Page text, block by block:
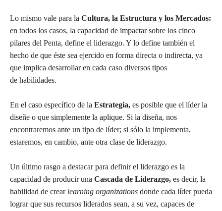
Lo mismo vale para la Cultura, la Estructura y los Mercados:
en todos los casos, la capacidad de impactar sobre los cinco
pilares del Penta, define el liderazgo. Y lo define también el
hecho de que éste sea ejercido en forma directa o indirecta, ya
que implica desarrollar en cada caso diversos tipos
de habilidades.
En el caso específico de la Estrategia, es posible que el líder la
diseñe o que simplemente la aplique. Si la diseña, nos
encontraremos ante un tipo de líder; si sólo la implementa,
estaremos, en cambio, ante otra clase de liderazgo.
Un último rasgo a destacar para definir el liderazgo es la
capacidad de producir una Cascada de Liderazgo, es decir, la
habilidad de crear learning organizations donde cada líder pueda
lograr que sus recursos liderados sean, a su vez, capaces de